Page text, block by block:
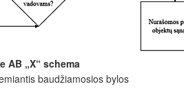
AB „X“ schema
baudžiamosios bylos